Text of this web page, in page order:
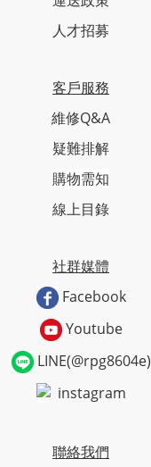
人才招募
客戶服務
維修Q&A
疑難排解
購物需知
線上目錄
社群媒體
Facebook
Youtube
LINE(@rpg8604e)
instagram
聯絡我們